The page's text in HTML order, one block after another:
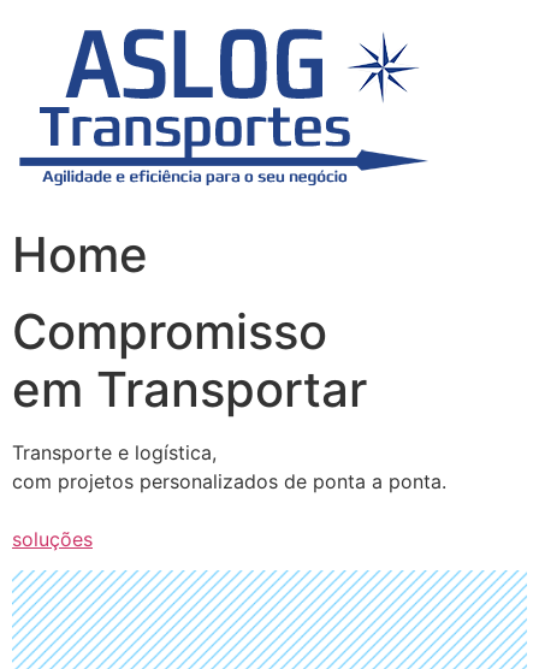
Home
Compromisso
em Transportar
Transporte e logística,
com projetos personalizados de ponta a ponta.
soluções